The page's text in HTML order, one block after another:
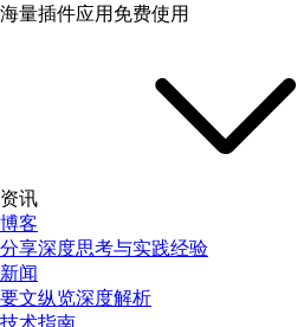
海量插件应用免费使用
资讯
博客
分享深度思考与实践经验
新闻
要文纵览深度解析
技术指南